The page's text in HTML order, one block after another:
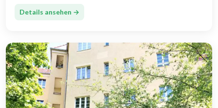
Details ansehen →